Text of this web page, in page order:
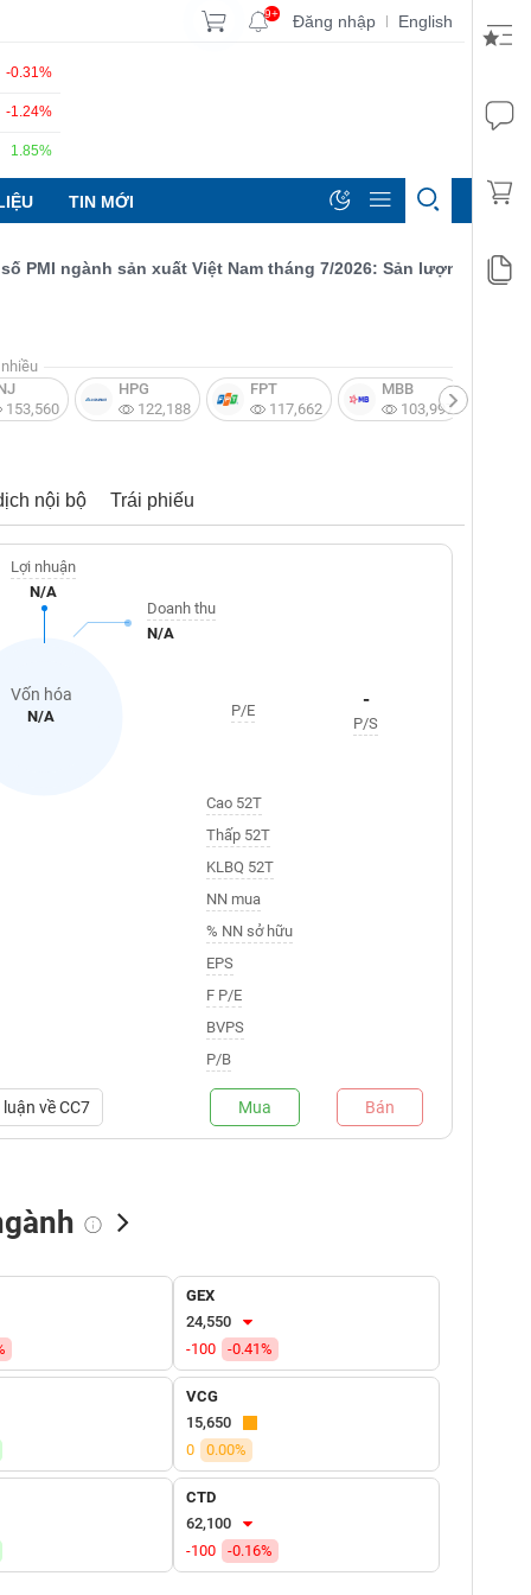
9+ Đăng nhập | English
-0.31%
-1.24%
1.85%
TIN MỚI
ngành sản xuất Việt Nam tháng 7/2026: Sản lượng, số lượng
153,560
HPG
122,188
FPT
117,662
MBB
103,997
nội bộ Trái phiếu
Vốn hóa
N/A
Lợi nhuận
N/A
Doanh thu
N/A
P/E -
P/S
Cao 52T
Thấp 52T
KLBQ 52T
NN mua
% NN sở hữu
EPS
F P/E
BVPS
P/B
vềCC7 Mua Bán
Tự doanh mua
GEX
24,550
-100
-0.41%
VCG
15,650
0
0.00%
CTD
62,100
-100
-0.16%